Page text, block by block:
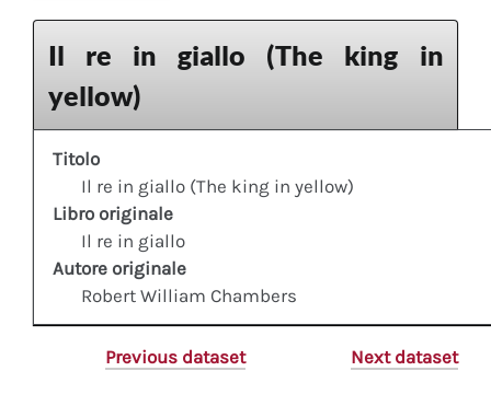
Il re in giallo (The king in
yellow)
Titolo
Il re in giallo (The king in yellow)
Libro originale
Il re in giallo
Autore originale
Robert William Chambers
Previous dataset Next dataset